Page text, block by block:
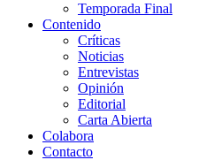
Temporada Final
Contenido
Críticas
Noticias
Entrevistas
Opinión
Editorial
Carta Abierta
Colabora
Contacto